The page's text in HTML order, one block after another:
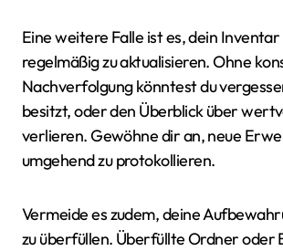
Eine weitere Falle ist es, dein
regelmäßig zu aktualisieren. Ohne
Nachverfolgung könntest du
besitzt, oder den Überblick über
verlieren. Gewöhne dir an, neue
umgehend zu protokollieren.
Vermeide es zudem, deine
zu überfüllen. Überfüllte Ordner oder